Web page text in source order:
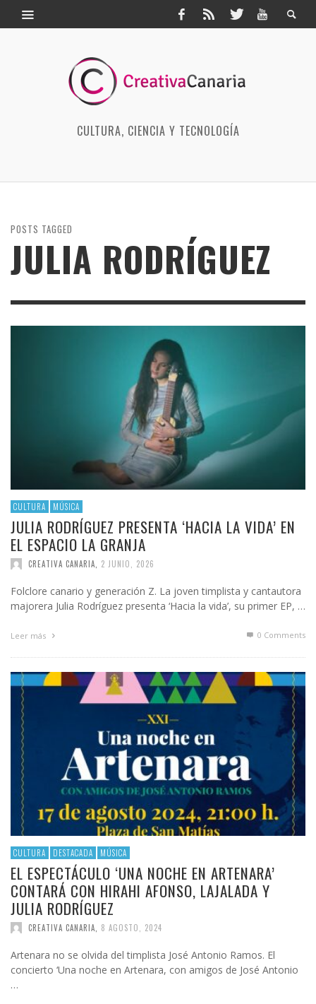
CULTURA, CIENCIA Y TECNOLOGÍA
POSTS TAGGED
JULIA RODRÍGUEZ
CULTURA MÚSICA
JULIA RODRÍGUEZ PRESENTA ‘HACIA LA VIDA’ EN
EL ESPACIO LA GRANJA
CREATIVA CANARIA 2 JUNIO, 2026
Folclore canario y generación Z. La joven timplista y cantautora
majorera Julia Rodríguez presenta ‘Hacia la vida’, su primer EP, …
Leer más 0 Comments
CULTURA DESTACADA MÚSICA
EL ESPECTÁCULO ‘UNA NOCHE EN ARTENARA’
CONTARÁ CON HIRAHI AFONSO, LAJALADA Y
JULIA RODRÍGUEZ
CREATIVA CANARIA 8 AGOSTO, 2024
Artenara no se olvida del timplista José Antonio Ramos. El
concierto ‘Una noche en Artenara, con amigos de José Antonio
…